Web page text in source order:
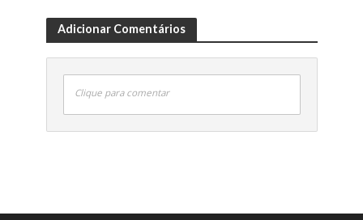
Adicionar Comentários
Clique para comentar